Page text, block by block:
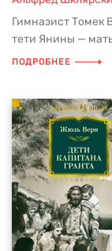
Гимназист Томек
тети Янины —
ПОДРОБНЕЕ